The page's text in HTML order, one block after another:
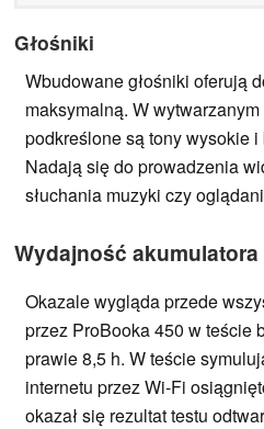
Głośniki
Wbudowane głośniki oferują
maksymalną. W
podkreślone są tony wysokie
Nadają się do prowadzenia
słuchania muzyki czy
Wydajność akumulatora
Okazale wygląda przede
przez ProBooka 450 w teście
prawie 8,5 h. W teście
internetu przez Wi-Fi
okazał się rezultat testu